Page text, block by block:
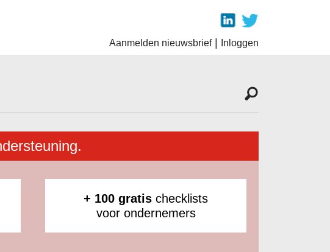
Aanmelden nieuwsbrief| Inloggen
+ 100 gratis checklists
voor ondernemers